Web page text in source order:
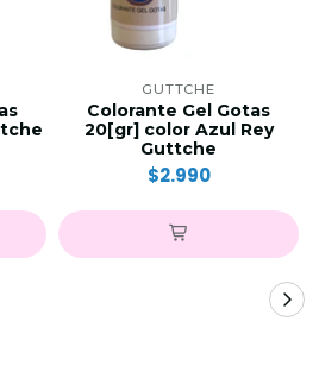
GUTTCHE
Colorante Gel Gotas
20[gr] color Azul Rey
Guttche
$2.990